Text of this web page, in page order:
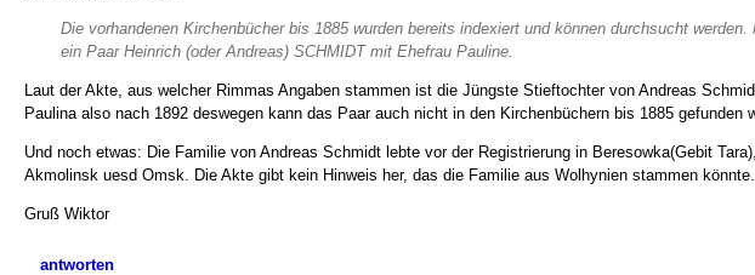
Die vorhandenen Kirchenbücher bis 1885 wurden bereits indexiert und können durchsucht
ein Paar Heinrich (oder Andreas) SCHMIDT mit Ehefrau Pauline.
Laut der Akte, aus welcher Rimmas Angaben stammen ist die Jüngste Stieftochter von Andreas
Paulina also nach 1892 deswegen kann das Paar auch nicht in den Kirchenbüchern bis 1885 gefunden
Und noch etwas: Die Familie von Andreas Schmidt lebte vor der Registrierung in Beresowka(Gebit
Akmolinsk uesd Omsk. Die Akte gibt kein Hinweis her, das die Familie aus Wolhynien stammen könnte.
Gruß Wiktor
antworten